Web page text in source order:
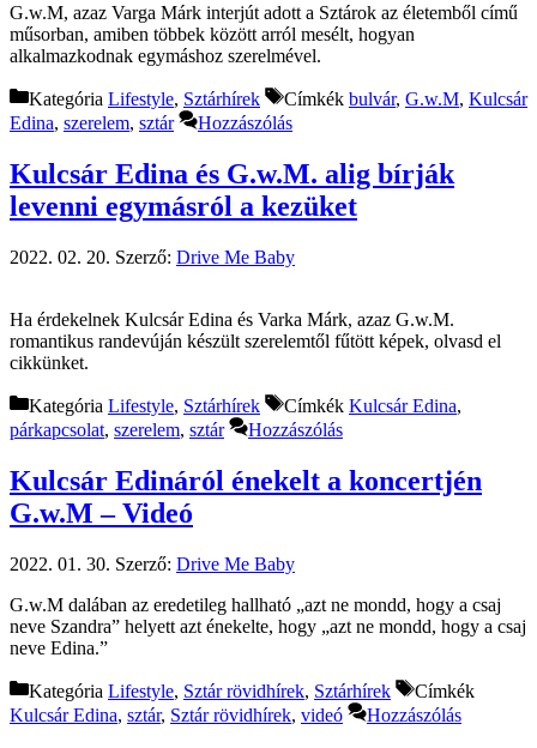
G.w.M, azaz Varga Márk interjút adott a Sztárok az életemből című
műsorban, amiben többek között arról mesélt, hogyan
alkalmazkodnak egymáshoz szerelmével.
Kategória Lifestyle, Sztárhírek Címkék bulvár, G.w.M, Kulcsár
Edina, szerelem, sztár Hozzászólás
Kulcsár Edina és G.w.M. alig bírják
levenni egymásról a kezüket
2022. 02. 20. Szerző: Drive Me Baby
Ha érdekelnek Kulcsár Edina és Varka Márk, azaz G.w.M.
romantikus randevúján készült szerelemtől fűtött képek, olvasd el
cikkünket.
Kategória Lifestyle, Sztárhírek Címkék Kulcsár Edina,
párkapcsolat, szerelem, sztár Hozzászólás
Kulcsár Edináról énekelt a koncertjén
G.w.M – Videó
2022. 01. 30. Szerző: Drive Me Baby
G.w.M dalában az eredetileg hallható „azt ne mondd, hogy a csaj
neve Szandra” helyett azt énekelte, hogy „azt ne mondd, hogy a csaj
neve Edina.”
Kategória Lifestyle, Sztár rövidhírek, Sztárhírek
Címkék
Kulcsár Edina, sztár, Sztár rövidhírek, videó Hozzászólás